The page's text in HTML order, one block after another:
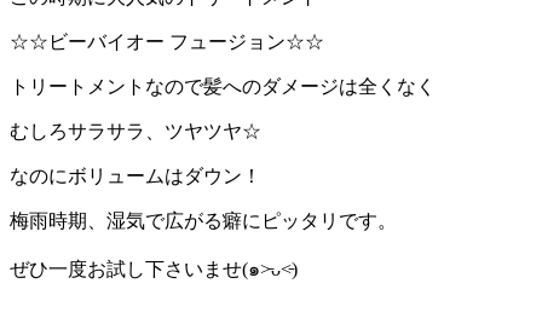
☆☆ビーバイオー フュージョン☆☆
トリートメントなので髪へのダメージは全くなく
むしろサラサラ、ツヤツヤ☆
なのにボリュームはダウン！
梅雨時期、湿気で広がる癖にピッタリです。
ぜひ一度お試し下さいませ(๑˃̵ᴗ˂̵)